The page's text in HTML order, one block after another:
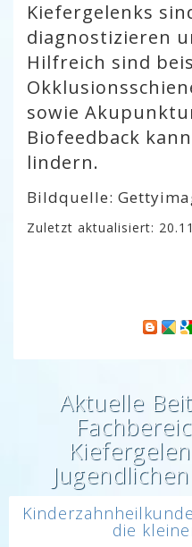
Kiefergelenks
diagnostizieren
Hilfreich sind
sowie
Biofeedback
lindern.
Bildquelle:
Zuletzt aktualisiert:
Aktuelle
die